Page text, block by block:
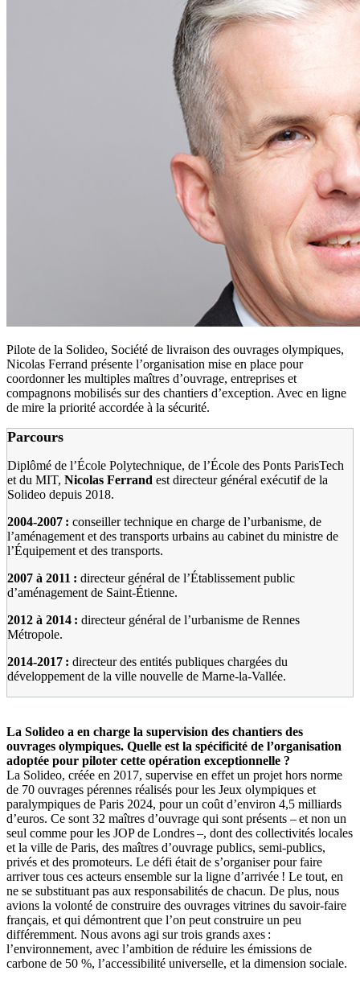
Pilote de la Solideo, Société de livraison des ouvrages olympiques,
Nicolas Ferrand présente l’organisation mise en place pour
coordonner les multiples maîtres d’ouvrage, entreprises et
compagnons mobilisés sur des chantiers d’exception. Avec en ligne
de mire la priorité accordée à la sécurité.
Parcours
Diplômé de l’École Polytechnique, de l’École des Ponts ParisTech
et du MIT, Nicolas Ferrand est directeur général exécutif de la
Solideo depuis 2018.
2004-2007 : conseiller technique en charge de l’urbanisme, de
l’aménagement et des transports urbains au cabinet du ministre de
l’Équipement et des transports.
2007 à 2011 : directeur général de l’Établissement public
d’aménagement de Saint-Étienne.
2012 à 2014 : directeur général de l’urbanisme de Rennes
Métropole.
2014-2017 : directeur des entités publiques chargées du
développement de la ville nouvelle de Marne-la-Vallée.
La Solideo a en charge la supervision des chantiers des
ouvrages olympiques. Quelle est la spécificité de l’organisation
adoptée pour piloter cette opération exceptionnelle ?
La Solideo, créée en 2017, supervise en effet un projet hors norme
de 70 ouvrages pérennes réalisés pour les Jeux olympiques et
paralympiques de Paris 2024, pour un coût d’environ 4,5 milliards
d’euros. Ce sont 32 maîtres d’ouvrage qui sont présents – et non un
seul comme pour les JOP de Londres –, dont des collectivités locales
et la ville de Paris, des maîtres d’ouvrage publics, semi-publics,
privés et des promoteurs. Le défi était de s’organiser pour faire
arriver tous ces acteurs ensemble sur la ligne d’arrivée ! Le tout, en
ne se substituant pas aux responsabilités de chacun. De plus, nous
avions la volonté de construire des ouvrages vitrines du savoir-faire
français, et qui démontrent que l’on peut construire un peu
différemment. Nous avons agi sur trois grands axes :
l’environnement, avec l’ambition de réduire les émissions de
carbone de 50 %, l’accessibilité universelle, et la dimension sociale.